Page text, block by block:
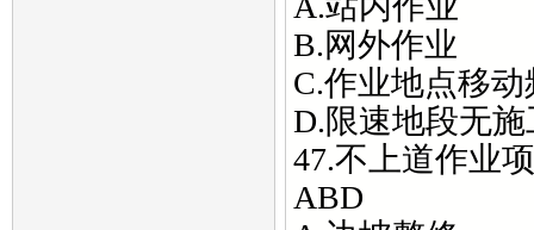
B.网外作业
C.作业地点移
D.限速地段无
47.不上道作业
ABD